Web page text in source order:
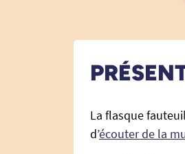
La flasque
d’écouter de la